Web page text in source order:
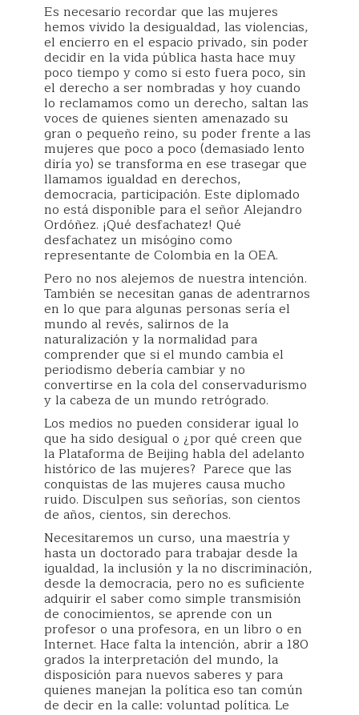
Es necesario recordar que las mujeres
hemos vivido la desigualdad, las violencias,
el encierro en el espacio privado, sin poder
decidir en la vida pública hasta hace muy
poco tiempo y como si esto fuera poco, sin
el derecho a ser nombradas y hoy cuando
lo reclamamos como un derecho, saltan las
voces de quienes sienten amenazado su
gran o pequeño reino, su poder frente a las
mujeres que poco a poco (demasiado lento
diría yo) se transforma en ese trasegar que
llamamos igualdad en derechos,
democracia, participación. Este diplomado
no está disponible para el señor Alejandro
Ordóñez. ¡Qué desfachatez! Qué
desfachatez un misógino como
representante de Colombia en la OEA.
Pero no nos alejemos de nuestra intención.
También se necesitan ganas de adentrarnos
en lo que para algunas personas sería el
mundo al revés, salirnos de la
naturalización y la normalidad para
comprender que si el mundo cambia el
periodismo debería cambiar y no
convertirse en la cola del conservadurismo
y la cabeza de un mundo retrógrado.
Los medios no pueden considerar igual lo
que ha sido desigual o ¿por qué creen que
la Plataforma de Beijing habla del adelanto
histórico de las mujeres? Parece que las
conquistas de las mujeres causa mucho
ruido. Disculpen sus señorías, son cientos
de años, cientos, sin derechos.
Necesitaremos un curso, una maestría y
hasta un doctorado para trabajar desde la
igualdad, la inclusión y la no discriminación,
desde la democracia, pero no es suficiente
adquirir el saber como simple transmisión
de conocimientos, se aprende con un
profesor o una profesora, en un libro o en
Internet. Hace falta la intención, abrir a 180
grados la interpretación del mundo, la
disposición para nuevos saberes y para
quienes manejan la política eso tan común
de decir en la calle: voluntad política. Le